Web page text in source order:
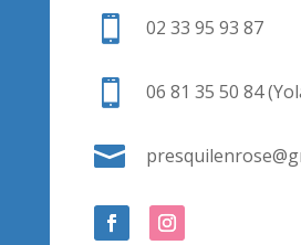
 02 33 95 93 87
 06 81 35 50 84
